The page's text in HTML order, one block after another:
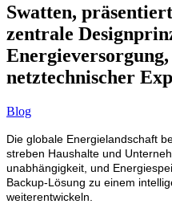
Swatten,
zentrale
netztechnischer
Blog
Die globale Energielandschaft
streben Haushalte und
unabhängigkeit, und
Backup-Lösung zu einem
weiterentwickeln.